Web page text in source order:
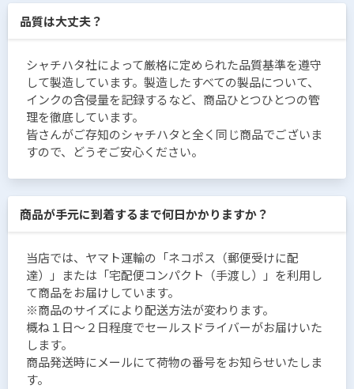
品質は大丈夫？
シャチハタ社によって厳格に定められた品質基準を遵守
して製造しています。製造したすべての製品について、
インクの含侵量を記録するなど、商品ひとつひとつの管
理を徹底しています。
皆さんがご存知のシャチハタと全く同じ商品でございま
すので、どうぞご安心ください。
商品が手元に到着するまで何日かかりますか？
当店では、ヤマト運輸の「ネコポス（郵便受けに配
達）」または「宅配便コンパクト（手渡し）」を利用し
て商品をお届けしています。
※商品のサイズにより配送方法が変わります。
概ね１日〜２日程度でセールスドライバーがお届けいた
します。
商品発送時にメールにて荷物の番号をお知らせいたしま
す。